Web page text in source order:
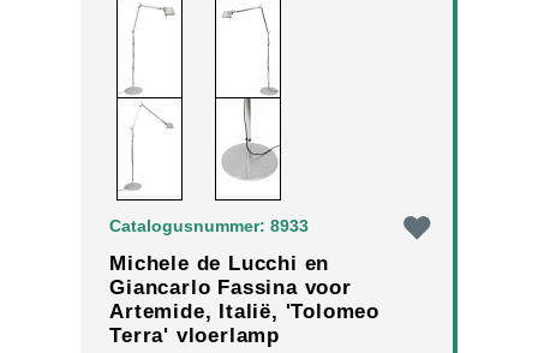
Catalogusnummer: 8933
Michele de Lucchi en
Giancarlo Fassina voor
Artemide, Italië, 'Tolomeo
Terra' vloerlamp